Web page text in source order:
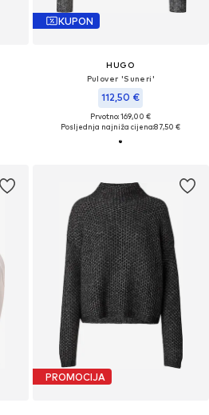
KUPON
HUGO
Pulover 'Suneri'
112,50 €
Prvotno: 169,00 €
Posljednja najniža cijena:87,50 €
PROMOCIJA